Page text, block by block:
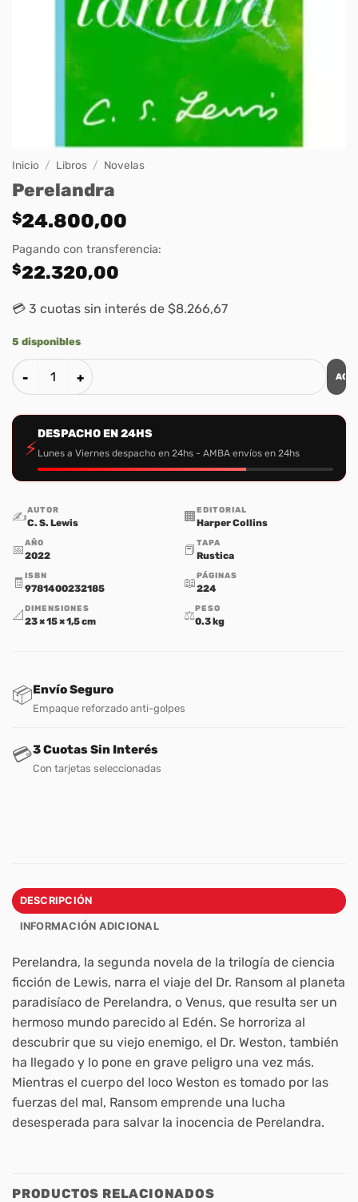
Inicio / Libros / Novelas
Perelandra
$24.800,00
Pagando con transferencia:
$22.320,00
💳 3 cuotas sin interés de $8.266,67
5 disponibles
Perelandra cantidad
⚡
DESPACHO EN 24HS
Lunes a Viernes despacho en 24hs - AMBA envíos en 24hs
✍️AUTOR
C. S. Lewis 🏢 EDITORIAL
Harper Collins
📅AÑO
2022 📕 TAPA
Rustica
🧾 ISBN
9781400232185 📖PÁGINAS
224
📐 DIMENSIONES
23 × 15 × 1,5 cm ⚖️PESO
0.3 kg
📦Envío Seguro
Empaque reforzado anti-golpes
💳3 Cuotas Sin Interés
Con tarjetas seleccionadas
DESCRIPCIÓN
INFORMACIÓN ADICIONAL
Perelandra, la segunda novela de la trilogía de ciencia
ficción de Lewis, narra el viaje del Dr. Ransom al planeta
paradisíaco de Perelandra, o Venus, que resulta ser un
hermoso mundo parecido al Edén. Se horroriza al
descubrir que su viejo enemigo, el Dr. Weston, también
ha llegado y lo pone en grave peligro una vez más.
Mientras el cuerpo del loco Weston es tomado por las
fuerzas del mal, Ransom emprende una lucha
desesperada para salvar la inocencia de Perelandra.
PRODUCTOS RELACIONADOS